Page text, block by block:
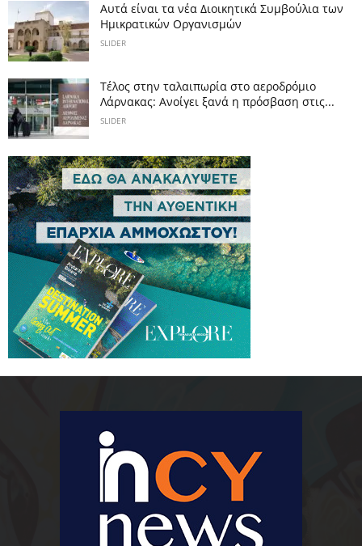
Αυτά είναι τα νέα Διοικητικά Συμβούλια των
Ημικρατικών Οργανισμών
SLIDER
Tέλος στην ταλαιπωρία στο αεροδρόμιο
Λάρνακας: Ανοίγει ξανά η πρόσβαση στις...
SLIDER